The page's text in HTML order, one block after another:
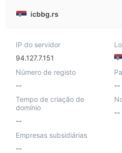
icbbg.rs
IP do servidor
94.127.7.151
Número de registo
--
--
Tempo de criação de
domínio
--
--
Empresas subsidiárias
--